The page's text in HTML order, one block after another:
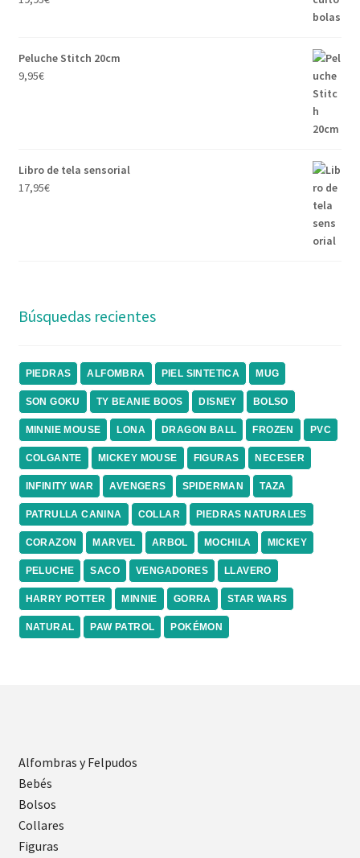
Peluche Stitch 20cm
9,95€
Libro de tela sensorial
17,95€
Búsquedas recientes
PIEDRAS ALFOMBRA PIEL SINTETICA MUG
SON GOKU TY BEANIE BOOS DISNEY BOLSO
MINNIE MOUSE LONA DRAGON BALL FROZEN PVC
COLGANTE MICKEY MOUSE FIGURAS NECESER
INFINITY WAR AVENGERS SPIDERMAN TAZA
PATRULLA CANINA COLLAR PIEDRAS NATURALES
CORAZON MARVEL ARBOL MOCHILA MICKEY
PELUCHE SACO VENGADORES LLAVERO
HARRY POTTER MINNIE GORRA STAR WARS
NATURAL PAW PATROL POKÉMON
Alfombras y Felpudos
Bebés
Bolsos
Collares
Figuras